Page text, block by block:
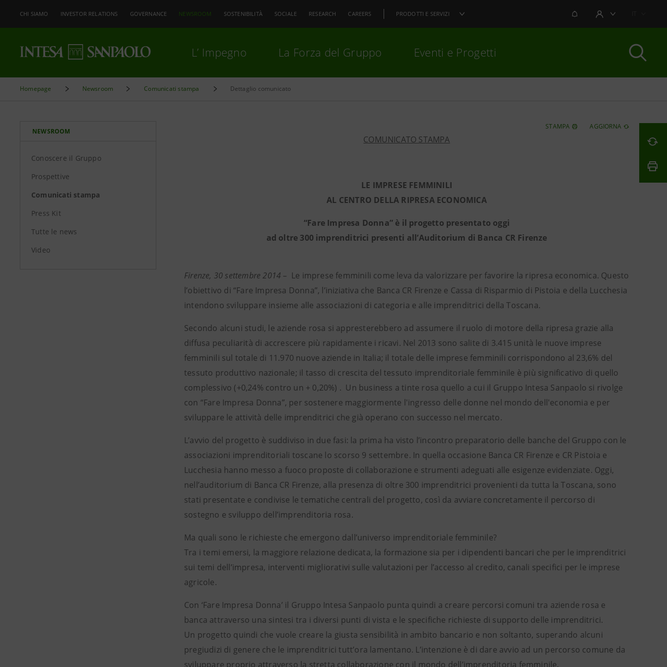
CHI SIAMO INVESTOR RELATIONS GOVERNANCE NEWSROOM SOSTENIBILITÀ SOCIALE RESEARCH CAREERS PRODOTTI E SERVIZI NOTIFICHEAREA UTENTE
L’ Impegno La Forza del Gruppo Eventi e Progetti
Homepage Newsroom Comunicati stampa Dettaglio comunicato
NEWSROOM
Conoscere il Gruppo
Prospettive
Comunicati stampa
Press Kit
Tutte le news
Video
STAMPA AGGIORNA
COMUNICATO STAMPA
LE IMPRESE FEMMINILI
AL CENTRO DELLA RIPRESA ECONOMICA
“Fare Impresa Donna” è il progetto presentato oggi
ad oltre 300 imprenditrici presenti all’Auditorium di Banca CR Firenze
Firenze, 30 settembre 2014 – Le imprese femminili come leva da valorizzare per favorire la ripresa economica. Questo
l’obiettivo di “Fare Impresa Donna”, l’iniziativa che Banca CR Firenze e Cassa di Risparmio di Pistoia e della Lucchesia
intendono sviluppare insieme alle associazioni di categoria e alle imprenditrici della Toscana.
Secondo alcuni studi, le aziende rosa si appresterebbero ad assumere il ruolo di motore della ripresa grazie alla
diffusa peculiarità di accrescere più rapidamente i ricavi. Nel 2013 sono salite di 3.415 unità le nuove imprese
femminili sul totale di 11.970 nuove aziende in Italia; il totale delle imprese femminili corrispondono al 23,6% del
tessuto produttivo nazionale; il tasso di crescita del tessuto imprenditoriale femminile è più significativo di quello
complessivo (+0,24% contro un + 0,20%) . Un business a tinte rosa quello a cui il Gruppo Intesa Sanpaolo si rivolge
con “Fare Impresa Donna”, per sostenere maggiormente l'ingresso delle donne nel mondo dell'economia e per
sviluppare le attività delle imprenditrici che già operano con successo nel mercato.
L’avvio del progetto è suddiviso in due fasi: la prima ha visto l’incontro preparatorio delle banche del Gruppo con le
associazioni imprenditoriali toscane lo scorso 9 settembre. In quella occasione Banca CR Firenze e CR Pistoia e
Lucchesia hanno messo a fuoco proposte di collaborazione e strumenti adeguati alle esigenze evidenziate. Oggi,
nell’auditorium di Banca CR Firenze, alla presenza di oltre 300 imprenditrici provenienti da tutta la Toscana, sono
stati presentate e condivise le tematiche centrali del progetto, così da avviare concretamente il percorso di
sostegno e sviluppo dell’imprenditoria rosa.
Ma quali sono le richieste che emergono dall’universo imprenditoriale femminile?
Tra i temi emersi, la maggiore relazione dedicata, la formazione sia per i dipendenti bancari che per le imprenditrici
sui temi dell’impresa, interventi migliorativi sulle valutazioni per l’accesso al credito, canali specifici per le imprese
agricole.
Con ‘Fare Impresa Donna’ il Gruppo Intesa Sanpaolo punta quindi a creare percorsi comuni tra aziende rosa e
banca attraverso una sintesi tra i diversi punti di vista e le specifiche richieste di supporto delle imprenditrici.
Un progetto quindi che vuole creare la giusta sensibilità in ambito bancario e non soltanto, superando alcuni
pregiudizi di genere che le imprenditrici tutt’ora lamentano. L’intenzione è di dare avvio ad un percorso comune da
sviluppare proprio attraverso la stretta collaborazione con il mondo dell’imprenditoria femminile.